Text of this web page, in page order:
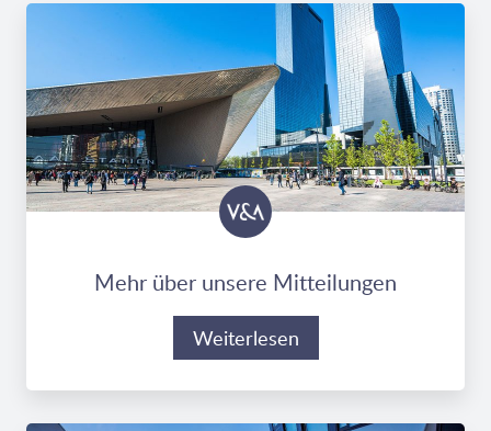
Mehr über unsere Mitteilungen
Weiterlesen